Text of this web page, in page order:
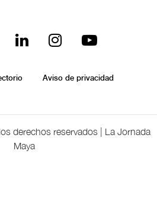
Aviso de privacidad
derechos reservados | La Jornada
Maya